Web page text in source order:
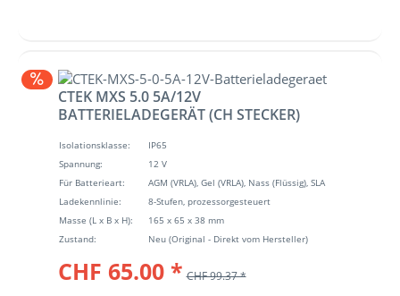
CTEK MXS 5.0 5A/12V
BATTERIELADEGERÄT (CH STECKER)
Isolationsklasse:
IP65
Spannung:
12 V
Für Batterieart:
AGM (VRLA), Gel (VRLA), Nass (Flüssig), SLA
Ladekennlinie:
8-Stufen, prozessorgesteuert
Masse (L x B x H):
165 x 65 x 38 mm
Zustand:
Neu (Original - Direkt vom Hersteller)
CHF 65.00 * CHF 99.37 *